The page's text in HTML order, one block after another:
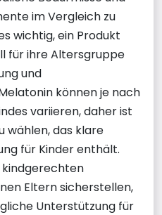
im Vergleich zu
wichtig, ein Produkt
für ihre Altersgruppe
und
können je nach
variieren, daher ist
wählen, das klare
für Kinder enthält.
kindgerechten
Eltern sicherstellen,
Unterstützung für